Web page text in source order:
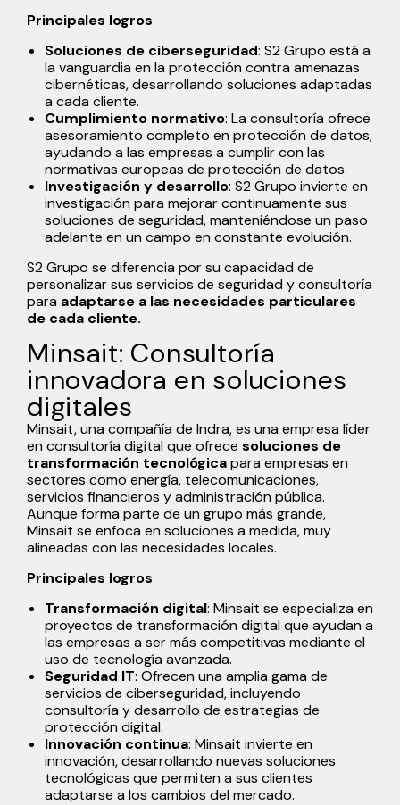
Principales logros
Soluciones de ciberseguridad: S2 Grupo está a
la vanguardia en la protección contra amenazas
cibernéticas, desarrollando soluciones adaptadas
a cada cliente.
Cumplimiento normativo: La consultoría ofrece
asesoramiento completo en protección de datos,
ayudando a las empresas a cumplir con las
normativas europeas de protección de datos.
Investigación y desarrollo: S2 Grupo invierte en
investigación para mejorar continuamente sus
soluciones de seguridad, manteniéndose un paso
adelante en un campo en constante evolución.
S2 Grupo se diferencia por su capacidad de
personalizar sus servicios de seguridad y consultoría
para adaptarse a las necesidades particulares
de cada cliente.
Minsait: Consultoría
innovadora en soluciones
digitales
Minsait, una compañía de Indra, es una empresa líder
en consultoría digital que ofrece soluciones de
transformación tecnológicapara empresas en
sectores como energía, telecomunicaciones,
servicios financieros y administración pública.
Aunque forma parte de un grupo más grande,
Minsait se enfoca en soluciones a medida, muy
alineadas con las necesidades locales.
Principales logros
Transformación digital: Minsait se especializa en
proyectos de transformación digital que ayudan a
las empresas a ser más competitivas mediante el
uso de tecnología avanzada.
Seguridad IT: Ofrecen una amplia gama de
servicios de ciberseguridad, incluyendo
consultoría y desarrollo de estrategias de
protección digital.
Innovación continua: Minsait invierte en
innovación, desarrollando nuevas soluciones
tecnológicas que permiten a sus clientes
adaptarse a los cambios del mercado.